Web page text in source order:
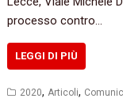
processo contro…
LEGGI DI PIÙ
2020,Articoli,